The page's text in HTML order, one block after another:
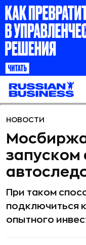
НОВОСТИ
запуском
При таком
подключиться
опытного